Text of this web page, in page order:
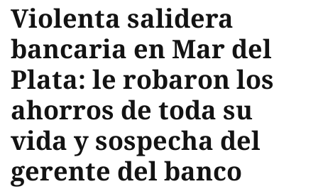
Violenta salidera
bancaria en Mar del
Plata: le robaron los
ahorros de toda su
vida y sospecha del
gerente del banco